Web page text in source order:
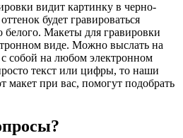
видит картинку в черно-
будет гравироваться
Макеты для гравировки
виде. Можно выслать на
собой на любом электронном
текст или цифры, то наши
макет при вас, помогут подобрать